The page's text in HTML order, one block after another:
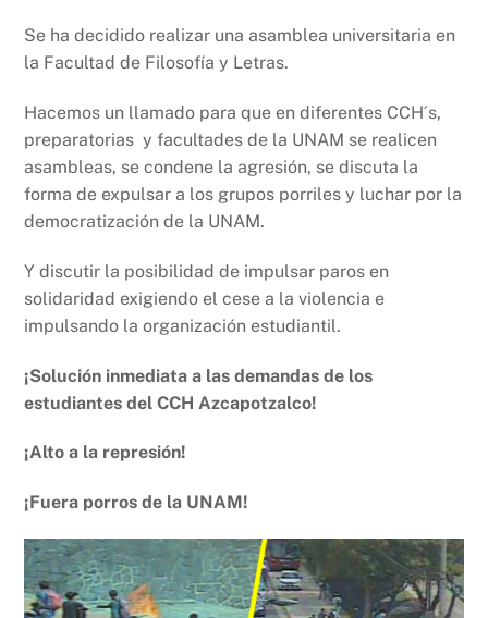
Se ha decidido realizar una asamblea universitaria en
la Facultad de Filosofía y Letras.
Hacemos un llamado para que en diferentes CCH´s,
preparatorias y facultades de la UNAM se realicen
asambleas, se condene la agresión, se discuta la
forma de expulsar a los grupos porriles y luchar por la
democratización de la UNAM.
Y discutir la posibilidad de impulsar paros en
solidaridad exigiendo el cese a la violencia e
impulsando la organización estudiantil.
¡Solución inmediata a las demandas de los
estudiantes del CCH Azcapotzalco!
¡Alto a la represión!
¡Fuera porros de la UNAM!